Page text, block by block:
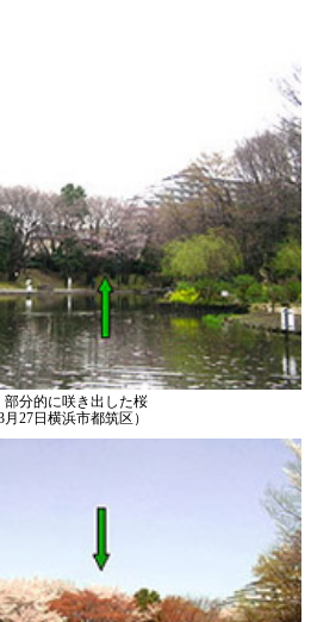
部分的に咲き出した桜
月27日横浜市都筑区）